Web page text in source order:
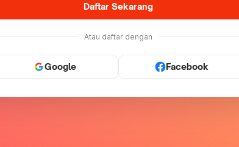
Daftar Sekarang
Atau daftar dengan
Google Facebook